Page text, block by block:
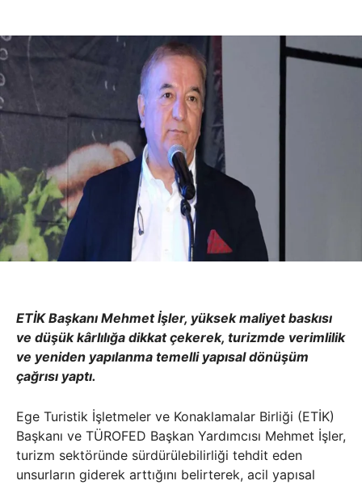
ETİK Başkanı Mehmet İşler, yüksek maliyet baskısı
ve düşük kârlılığa dikkat çekerek, turizmde verimlilik
ve yeniden yapılanma temelli yapısal dönüşüm
çağrısı yaptı.
Ege Turistik İşletmeler ve Konaklamalar Birliği (ETİK)
Başkanı ve TÜROFED Başkan Yardımcısı Mehmet İşler,
turizm sektöründe sürdürülebilirliği tehdit eden
unsurların giderek arttığını belirterek, acil yapısal